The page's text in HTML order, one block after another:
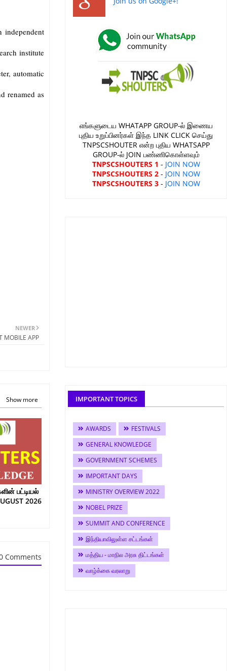
independent
institute
automatic
renamed as
NEWER
APP
Show more
பட்டியல்
2026
Comments
எங்களுடைய WHATAPP GROUP-ல் இணைய
புதிய உறுப்பினர்கள் இந்த LINK CLICK செய்து
TNPSCSHOUTER என்ற புதிய WHATSAPP
GROUP-ல் JOIN பண்ணிகொள்ளவும்
TNPSCSHOUTERS 1 - JOIN NOW
TNPSCSHOUTERS 2- JOIN NOW
TNPSCSHOUTERS 3- JOIN NOW
IMPORTANT TOPICS
AWARDS
FESTIVALS
GENERAL KNOWLEDGE
GOVERNMENT SCHEMES
IMPORTANT DAYS
MINISTRY OVERVIEW 2022
NOBEL PRIZE
SUMMIT AND CONFERENCE
இந்தியாவிலுள்ள சட்டங்கள்
மத்திய - மாநில அரசு திட்டங்கள்
வாழ்க்கை வரலாறு